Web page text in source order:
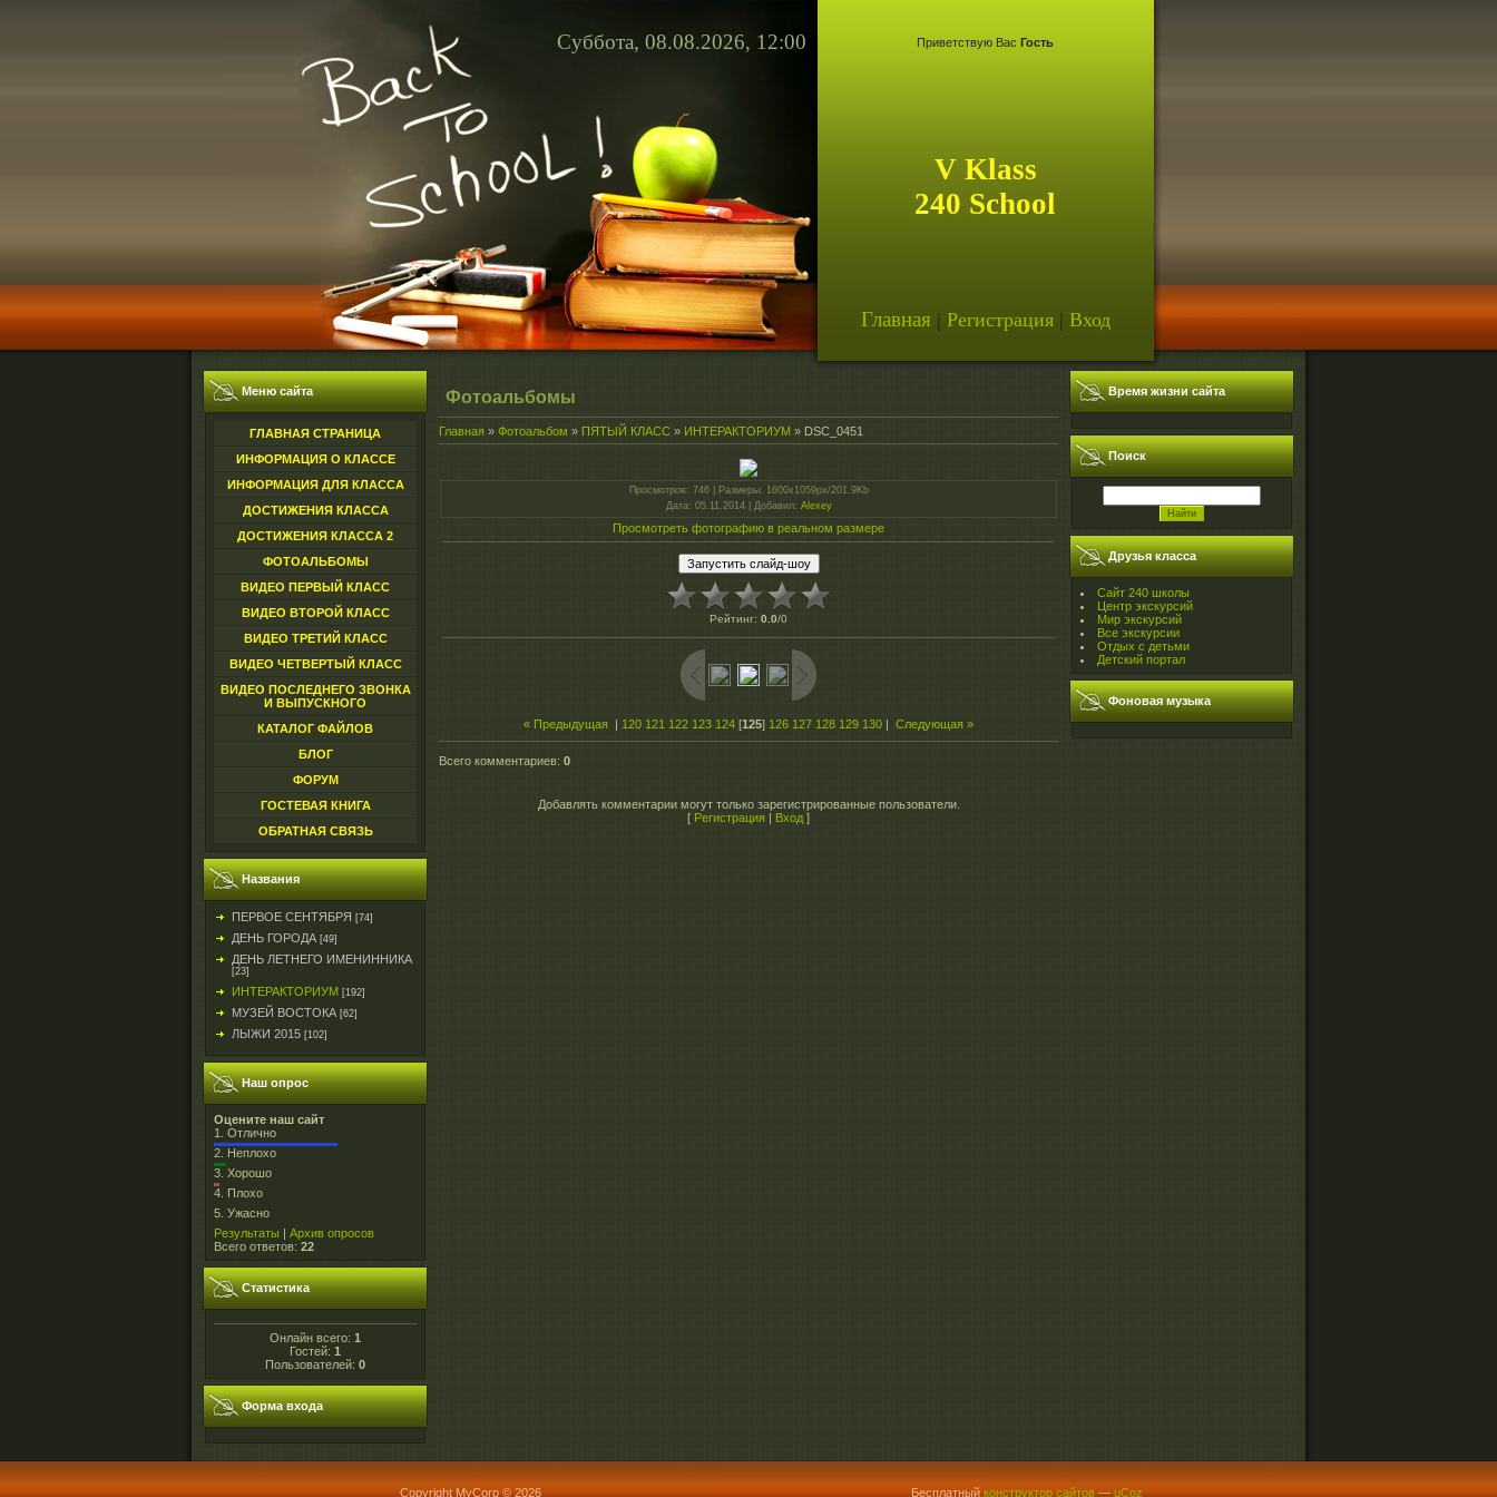
Суббота, 08.08.2026, 12:00 Приветствую Вас Гость
V Klass
240 School
Главная | Регистрация| Вход
Меню сайта
ГЛАВНАЯ СТРАНИЦА
ИНФОРМАЦИЯ О КЛАССЕ
ИНФОРМАЦИЯ ДЛЯ КЛАССА
ДОСТИЖЕНИЯ КЛАССА
ДОСТИЖЕНИЯ КЛАССА 2
ФОТОАЛЬБОМЫ
ВИДЕО ПЕРВЫЙ КЛАСС
ВИДЕО ВТОРОЙ КЛАСС
ВИДЕО ТРЕТИЙ КЛАСС
ВИДЕО ЧЕТВЕРТЫЙ КЛАСС
ВИДЕО ПОСЛЕДНЕГО ЗВОНКА
И ВЫПУСКНОГО
КАТАЛОГ ФАЙЛОВ
БЛОГ
ФОРУМ
ГОСТЕВАЯ КНИГА
ОБРАТНАЯ СВЯЗЬ
Названия
ПЕРВОЕ СЕНТЯБРЯ [74]
ДЕНЬ ГОРОДА [49]
ДЕНЬ ЛЕТНЕГО ИМЕНИННИКА
[23]
ИНТЕРАКТОРИУМ [192]
МУЗЕЙ ВОСТОКА [62]
ЛЫЖИ 2015 [102]
Наш опрос
Оцените наш сайт
1. Отлично
2. Неплохо
3. Хорошо
4. Плохо
5. Ужасно
Результаты | Архив опросов
Всего ответов: 22
Статистика
Онлайн всего: 1
Гостей: 1
Пользователей: 0
Форма входа
Фотоальбомы
Главная » Фотоальбом » ПЯТЫЙ КЛАСС » ИНТЕРАКТОРИУМ » DSC_0451
Просмотров: 746 | Размеры: 1600x1059px/201.9Kb
Дата: 05.11.2014 | Добавил: Alexey
Просмотреть фотографию в реальном размере
Рейтинг: 0.0/0
« Предыдущая 120 121 122 123 124 [125] 126 127 128 129 130 Следующая »
Всего комментариев: 0
Добавлять комментарии могут только зарегистрированные пользователи.
[ Регистрация | Вход ]
Время жизни сайта
Поиск
Друзья класса
Сайт 240 школы
Центр экскурсий
Мир экскурсий
Все экскурсии
Отдых с детьми
Детский портал
Фоновая музыка
Copyright MyCorp © 2026 Бесплатный конструктор сайтов — uCoz